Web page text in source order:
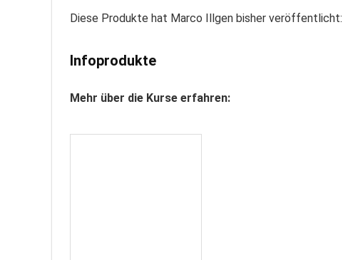
Diese Produkte hat Marco Illgen bisher veröffentlicht:
Infoprodukte
Mehr über die Kurse erfahren: